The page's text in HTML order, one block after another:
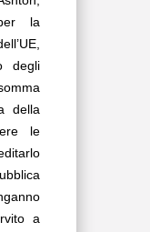
la
degli
della
le
a